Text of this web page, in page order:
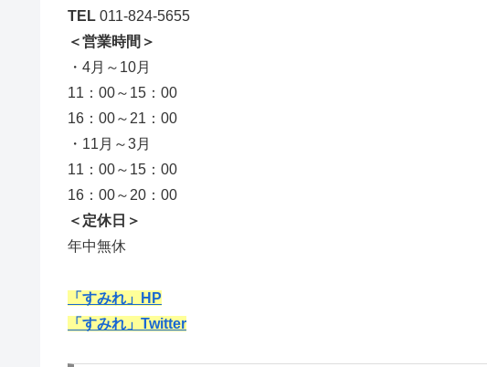
TEL 011-824-5655
＜営業時間＞
・4月～10月
11：00～15：00
16：00～21：00
・11月～3月
11：00～15：00
16：00～20：00
＜定休日＞
年中無休
「すみれ」HP
「すみれ」Twitter